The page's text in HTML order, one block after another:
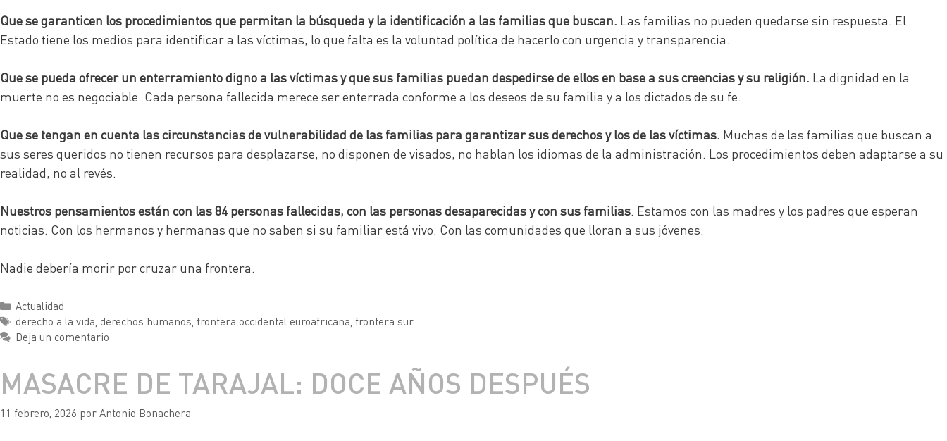
Que se garanticen los procedimientos que permitan la búsqueda y la identificación a las familias que buscan. Las familias no pueden quedarse sin respuesta. El
Estado tiene los medios para identificar a las víctimas, lo que falta es la voluntad política de hacerlo con urgencia y transparencia.
Que se pueda ofrecer un enterramiento digno a las víctimas y que sus familias puedan despedirse de ellos en base a sus creencias y su religión. La dignidad en la
muerte no es negociable. Cada persona fallecida merece ser enterrada conforme a los deseos de su familia y a los dictados de su fe.
Que se tengan en cuenta las circunstancias de vulnerabilidad de las familias para garantizar sus derechos y los de las víctimas. Muchas de las familias que buscan a
sus seres queridos no tienen recursos para desplazarse, no disponen de visados, no hablan los idiomas de la administración. Los procedimientos deben adaptarse a su
realidad, no al revés.
Nuestros pensamientos están con las 84 personas fallecidas, con las personas desaparecidas y con sus familias. Estamos con las madres y los padres que esperan
noticias. Con los hermanos y hermanas que no saben si su familiar está vivo. Con las comunidades que lloran a sus jóvenes.
Nadie debería morir por cruzar una frontera.
Actualidad
derecho a la vida, derechos humanos, frontera occidental euroafricana, frontera sur
Deja un comentario
MASACRE DE TARAJAL: DOCE AÑOS DESPUÉS
11 febrero, 2026 por Antonio Bonachera